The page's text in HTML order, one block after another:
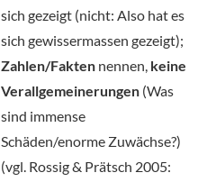
sich gezeigt (nicht: Also hat es
sich gewissermassen gezeigt);
Zahlen/Fakten nennen, keine
Verallgemeinerungen (Was
sind immense
Schäden/enorme Zuwächse?)
(vgl. Rossig & Prätsch 2005: